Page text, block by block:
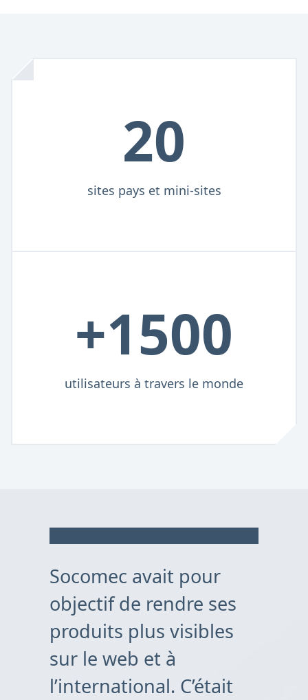
20
sites pays et mini-sites
+1500
utilisateurs à travers le monde
Socomec avait pour
objectif de rendre ses
produits plus visibles
sur le web et à
l’international. C’était